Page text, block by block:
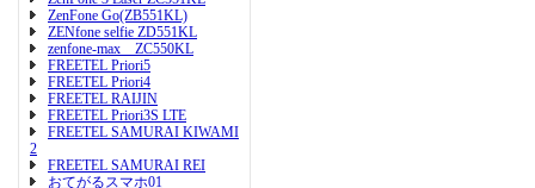
ZenFone Go(ZB551KL)
ZENfone selfie ZD551KL
zenfone-max ZC550KL
FREETEL Priori5
FREETEL Priori4
FREETEL RAIJIN
FREETEL Priori3S LTE
FREETEL SAMURAI KIWAMI
2
FREETEL SAMURAI REI
おてがるスマホ01